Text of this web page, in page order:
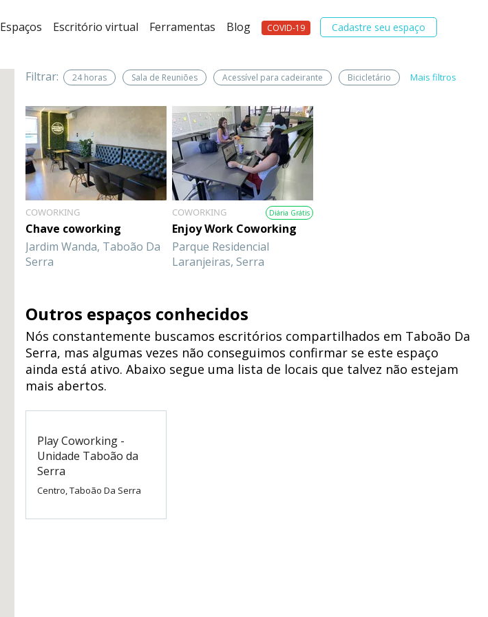
Espaços Escritório virtual Ferramentas Blog COVID-19
Cadastre seu espaço
Filtrar: 24 horas Sala de Reuniões Acessível para cadeirante Bicicletário Mais filtros
COWORKING
Chave coworking
Jardim Wanda, Taboão Da
Serra
COWORKING Diária Grátis
Enjoy Work Coworking
Parque Residencial
Laranjeiras, Serra
Outros espaços conhecidos
Nós constantemente buscamos escritórios compartilhados em Taboão Da
Serra, mas algumas vezes não conseguimos confirmar se este espaço
ainda está ativo. Abaixo segue uma lista de locais que talvez não estejam
mais abertos.
Play Coworking -
Unidade Taboão da
Serra
Centro, Taboão Da Serra